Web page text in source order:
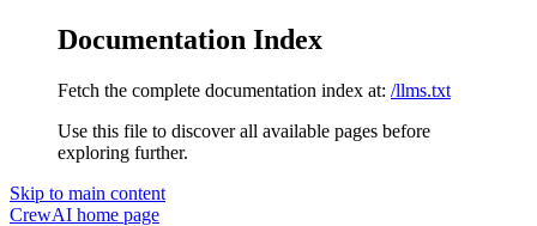
Documentation Index
Fetch the complete documentation index at: /llms.txt
Use this file to discover all available pages before
exploring further.
Skip to main content
CrewAI home page